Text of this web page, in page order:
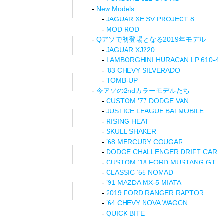
New Models
JAGUAR XE SV PROJECT 8
MOD ROD
Qアソで初登場となる2019年モデル
JAGUAR XJ220
LAMBORGHINI HURACAN LP 610-
’83 CHEVY SILVERADO
TOMB-UP
今アソの2ndカラーモデルたち
CUSTOM ’77 DODGE VAN
JUSTICE LEAGUE BATMOBILE
RISING HEAT
SKULL SHAKER
’68 MERCURY COUGAR
DODGE CHALLENGER DRIFT CAR
CUSTOM ’18 FORD MUSTANG GT
CLASSIC ’55 NOMAD
’91 MAZDA MX-5 MIATA
2019 FORD RANGER RAPTOR
’64 CHEVY NOVA WAGON
QUICK BITE